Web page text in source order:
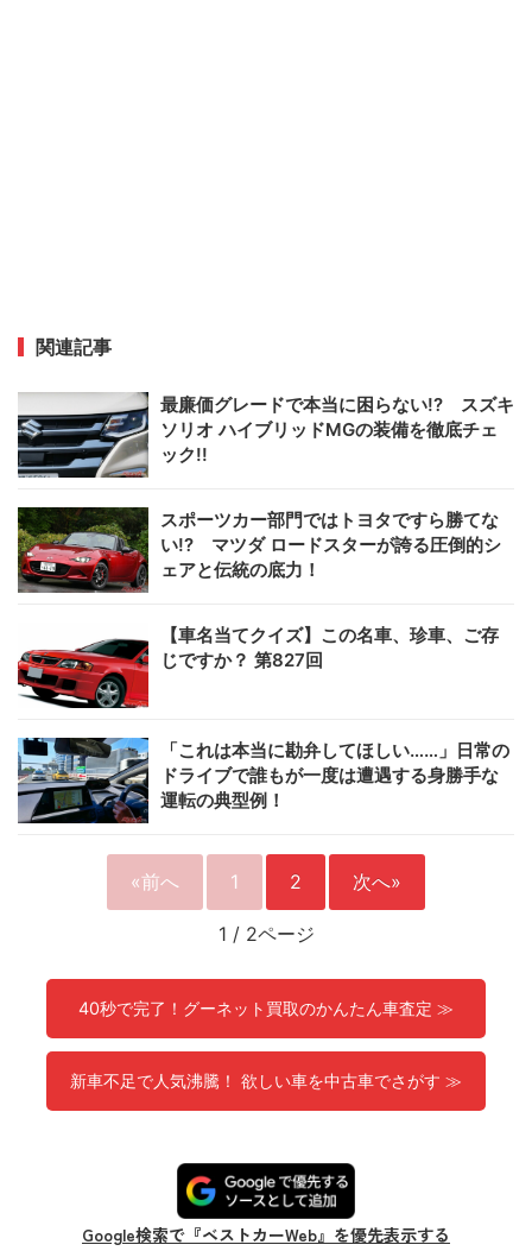
関連記事
最廉価グレードで本当に困らない!? スズキ
ソリオ ハイブリッドMGの装備を徹底チェ
ック!!
スポーツカー部門ではトヨタですら勝てな
い!? マツダ ロードスターが誇る圧倒的シ
ェアと伝統の底力！
【車名当てクイズ】この名車、珍車、ご存
じですか？ 第827回
「これは本当に勘弁してほしい……」日常の
ドライブで誰もが一度は遭遇する身勝手な
運転の典型例！
«前へ 1 2 次へ»
1 / 2ページ
40秒で完了！グーネット買取のかんたん車査定 ≫
新車不足で人気沸騰！ 欲しい車を中古車でさがす ≫
Google検索で『ベストカーWeb』を優先表示する